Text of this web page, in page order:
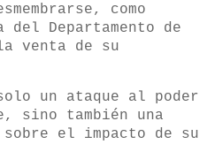
como
Departamento de
venta de su
un ataque al poder
sino también una
el impacto de su